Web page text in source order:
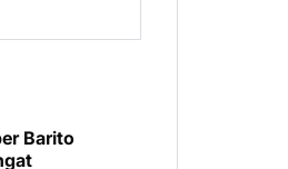
Barito